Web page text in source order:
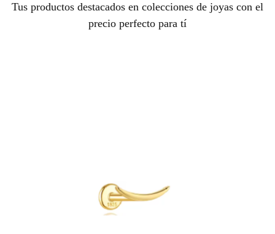
Tus productos destacados en colecciones de joyas con el
precio perfecto para tí